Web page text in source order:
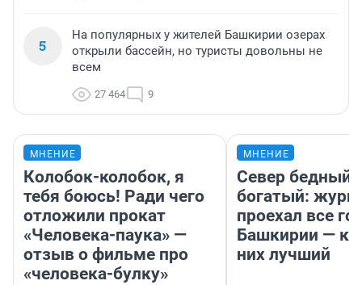
5
На популярных у жителей Башкирии озерах
открыли бассейн, но туристы довольны не
всем
27 464 9
МНЕНИЕ
Колобок-колобок, я
тебя боюсь! Ради чего
отложили прокат
«Человека-паука» —
отзыв о фильме про
«человека-булку»
МНЕНИЕ
Север бедный,
богатый:
проехал все
Башкирии —
них лучший